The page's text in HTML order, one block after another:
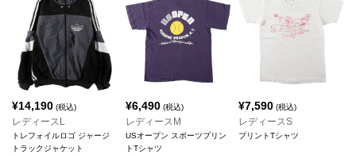
¥14,190 (税込)
レディースL
トレフォイルロゴ ジャージ
トラックジャケット
¥6,490(税込)
レディースM
USオープン スポーツプリン
トTシャツ
¥7,590 (税込)
レディースS
プリントTシャツ